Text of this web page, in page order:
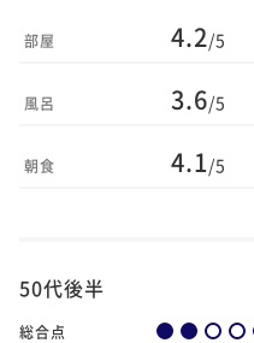
部屋 4.2/5
風呂 3.6/5
朝食 4.1/5
50代後半
総合点